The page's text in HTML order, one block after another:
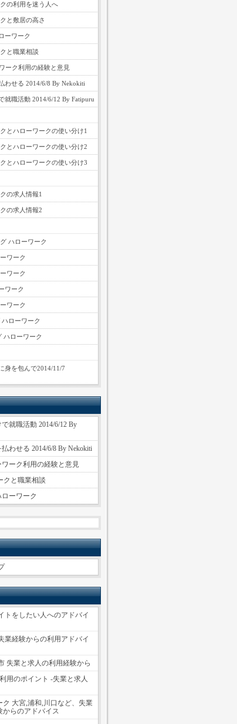
の利用を迷う人へ
と敷居の高さ
ーワーク
と職業相談
ーク利用の経験と意見
わせる 2014/6/8 By Nekokiti
就職活動 2014/6/12 By Fatipuru
とハローワークの使い分け1
とハローワークの使い分け2
とハローワークの使い分け3
の求人情報1
の求人情報2
ハローワーク
ワーク
ワーク
ワーク
ワーク
ローワーク
ハローワーク
身を包んで2014/11/7
就職活動 2014/6/12 By
わせる 2014/6/8 By Nekokiti
ーク利用の経験と意見
クと職業相談
ーワーク
トをしたい人へのアドバイ
業経験からの利用アドバイ
失業と求人の利用経験から
用のポイント -失業と求人
ク 大宮,浦和,川口など、失業
からのアドバイス